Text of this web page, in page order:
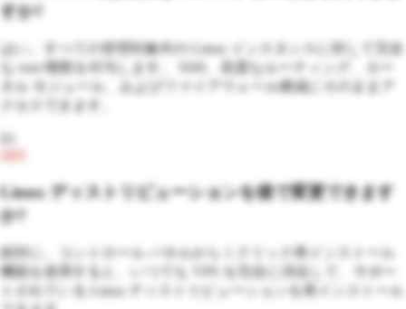
すか?
はい。すべての管理対象外の Linux インスタンスに対して完全
な root 権限を付与します。 SSH、高度なルーティング、カー
ネル モジュール、およびファイアウォール構成にそのままア
Linux ディストリビューションを後で変更できます
か?
絶対に。コントロール パネルから 1 クリック再インストール
機能を使用すると、いつでも VPS を完全に消去して、サポー
トされている Linux ディストリビューションを再インストール